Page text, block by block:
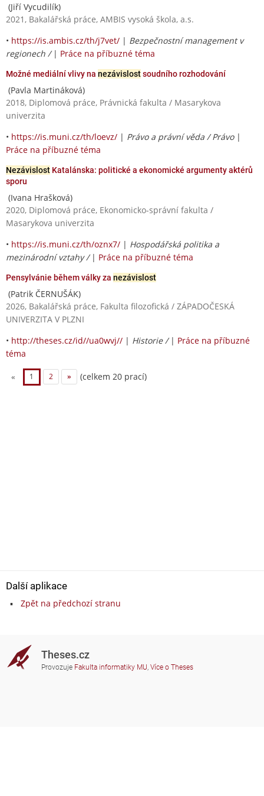
(Jiří Vycudilík)
2021, Bakalářská práce, AMBIS vysoká škola, a.s.
• https://is.ambis.cz/th/j7vet/ | Bezpečnostní management v
regionech / | Práce na příbuzné téma
Možné mediální vlivy na nezávislostsoudního rozhodování
(Pavla Martináková)
2018, Diplomová práce, Právnická fakulta / Masarykova
univerzita
• https://is.muni.cz/th/loevz/ | Právo a právní věda / Právo|
Práce na příbuzné téma
Nezávislost Katalánska: politické a ekonomické argumenty aktérů
sporu
(Ivana Hrašková)
2020, Diplomová práce, Ekonomicko-správní fakulta /
Masarykova univerzita
• https://is.muni.cz/th/oznx7/ | Hospodářská politika a
mezinárodní vztahy / | Práce na příbuzné téma
Pensylvánie během války za nezávislost
(Patrik ČERNUŠÁK)
2026, Bakalářská práce, Fakulta filozofická / ZÁPADOČESKÁ
UNIVERZITA V PLZNI
• http://theses.cz/id//ua0wvj// | Historie / | Práce na příbuzné
téma
« 1 2 » (celkem 20 prací)
Další aplikace
Zpět na předchozí stranu
Theses.cz
Provozuje Fakulta informatiky MU, Více o Theses